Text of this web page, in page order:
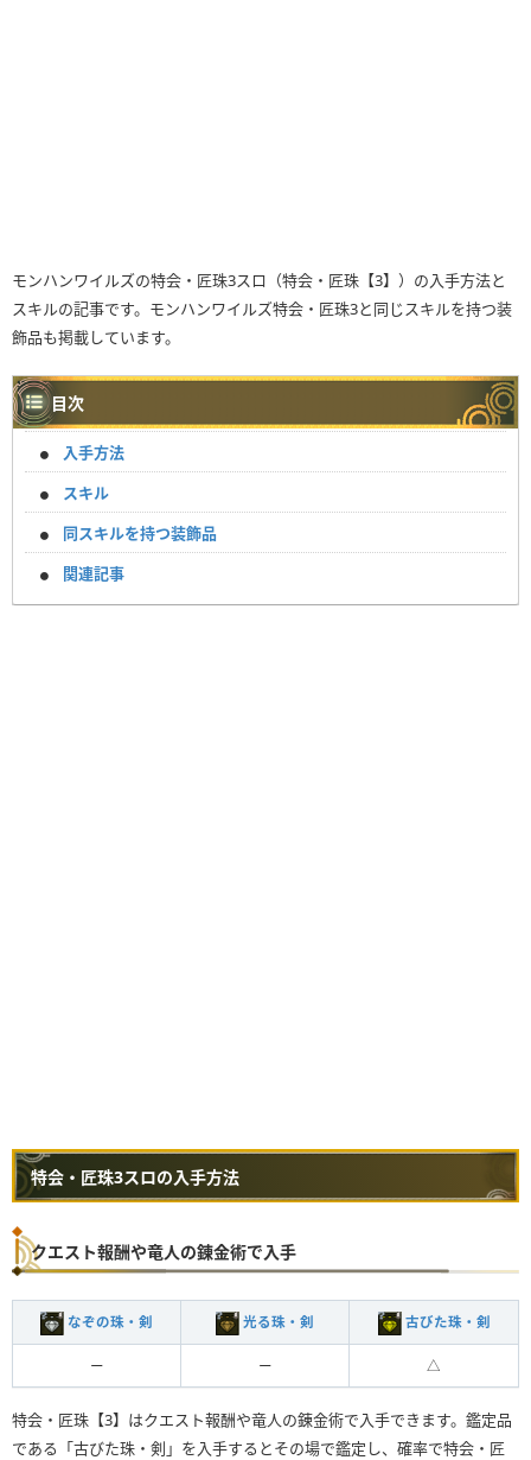
モンハンワイルズの特会・匠珠3スロ（特会・匠珠【3】）の入手方法と
スキルの記事です。モンハンワイルズ特会・匠珠3と同じスキルを持つ装
飾品も掲載しています。
目次
入手方法
スキル
同スキルを持つ装飾品
関連記事
特会・匠珠3スロの入手方法
クエスト報酬や竜人の錬金術で入手
なぞの珠・剣 光る珠・剣 古びた珠・剣
ー ー △
特会・匠珠【3】はクエスト報酬や竜人の錬金術で入手できます。鑑定品
である「古びた珠・剣」を入手するとその場で鑑定し、確率で特会・匠